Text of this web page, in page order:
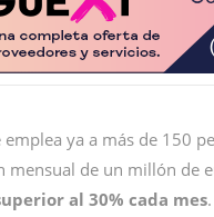
ya a más de 150
mensual de un millón de
al 30% cada mes